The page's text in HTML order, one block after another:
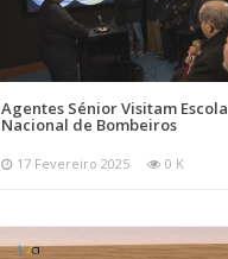
Agentes Sénior Visitam Escola
Nacional de Bombeiros
17 Fevereiro 2025 0 K